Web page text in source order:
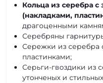
Кольца из серебра с
(накладками,
драгоценными
Серебряны
Сережки из серебра
пластинками;
Серьги-гвоздики из
утонченых и